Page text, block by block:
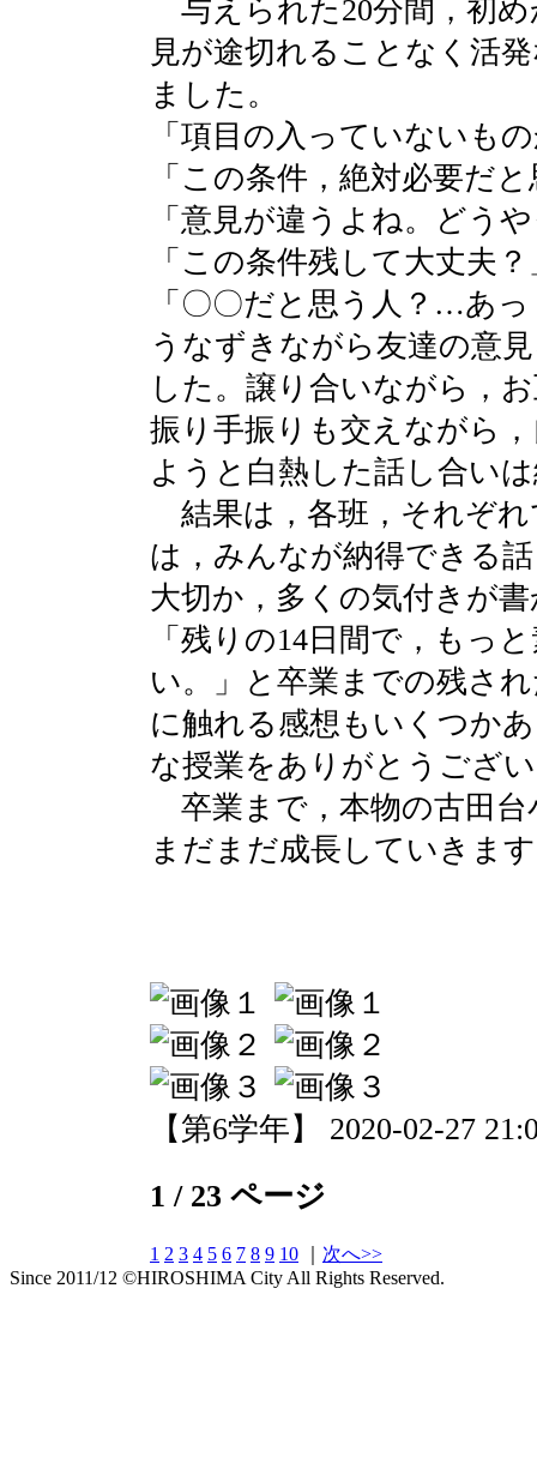
与えられた20分間，初
見が途切れることなく活
ました。
「項目の入っていないも
「この条件，絶対必要だ
「意見が違うよね。どう
「この条件残して大丈夫？
「〇〇だと思う人？…あ
うなずきながら友達の意
した。譲り合いながら，
振り手振りも交えながら
ようと白熱した話し合い
結果は，各班，それぞ
は，みんなが納得できる
大切か，多くの気付きが
「残りの14日間で，もっ
い。」と卒業までの残さ
に触れる感想もいくつか
な授業をありがとうござ
卒業まで，本物の古田台
まだまだ成長していきま
【第6学年】 2020-02-27
1 / 23 ページ
1 2 3 4 5 6 7 8 9 10
次へ>>
Since 2011/12 ©HIROSHIMA City All Rights Reserved.